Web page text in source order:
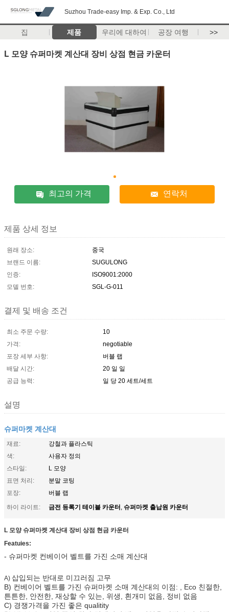
Suzhou Trade-easy Imp. & Exp. Co., Ltd
집 제품 우리에 대하여 공장 여행 >>
L 모양 슈퍼마켓 계산대 장비 상점 현금 카운터
최고의 가격 연락처
제품 상세 정보
원래 장소:
중국
브랜드 이름:
SUGULONG
인증:
ISO9001:2000
모델 번호:
SGL-G-011
결제 및 배송 조건
최소 주문 수량:
10
가격:
negotiable
포장 세부 사항:
버블 랩
배달 시간:
20 일 일
공급 능력:
일 당 20 세트/세트
설명
슈퍼마켓 계산대
재료:
강철과 플라스틱
색:
사용자 정의
스타일:
L 모양
표면 처리:
분말 코팅
포장:
버블 랩
하이 라이트:
금전 등록기 테이블 카운터, 슈퍼마켓 출납원 카운터
L 모양 슈퍼마켓 계산대 장비 상점 현금 카운터
Featuies:
- 슈퍼마켓 컨베이어 벨트를 가진 소매 계산대
A) 삽입되는 반대로 미끄러짐 고무
B) 컨베이어 벨트를 가진 슈퍼마켓 소매 계산대의 이점: , Eco 친절한,
튼튼한, 안전한, 재상할 수 있는, 위생, 흰개미 없음, 정비 없음
C) 경쟁가격을 가진 좋은 qualitity